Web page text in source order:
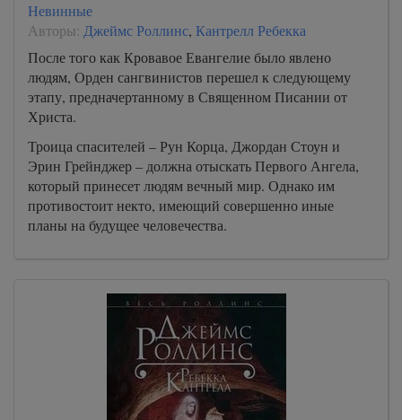
Невинные
Авторы: Джеймс Роллинс, Кантрелл Ребекка
После того как Кровавое Евангелие было явлено
людям, Орден сангвинистов перешел к следующему
этапу, предначертанному в Священном Писании от
Христа.
Троица спасителей – Рун Корца, Джордан Стоун и
Эрин Грейнджер – должна отыскать Первого Ангела,
который принесет людям вечный мир. Однако им
противостоит некто, имеющий совершенно иные
планы на будущее человечества.